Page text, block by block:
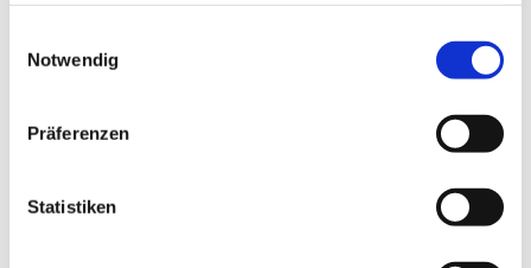
Notwendig
Präferenzen
Statistiken